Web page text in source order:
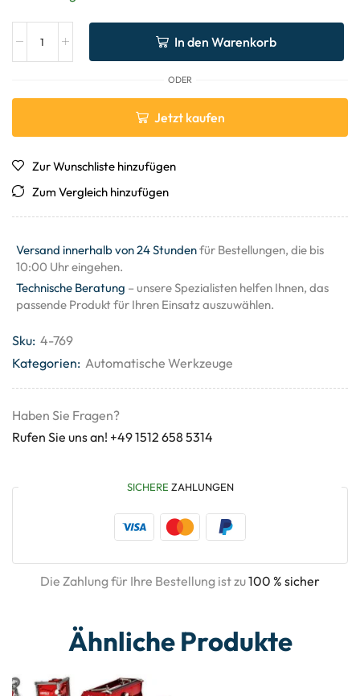
In den Warenkorb
ODER
Jetzt kaufen
Zur Wunschliste hinzufügen
Zum Vergleich hinzufügen
Versand innerhalb von 24 Stundenfür Bestellungen, die bis
10:00 Uhr eingehen.
Technische Beratung – unsere Spezialisten helfen Ihnen, das
passende Produkt für Ihren Einsatz auszuwählen.
Sku: 4-769
Kategorien: Automatische Werkzeuge
Haben Sie Fragen?
Rufen Sie uns an! +49 1512 658 5314
SICHERE ZAHLUNGEN
Die Zahlung für Ihre Bestellung ist zu100 % sicher
Ähnliche Produkte